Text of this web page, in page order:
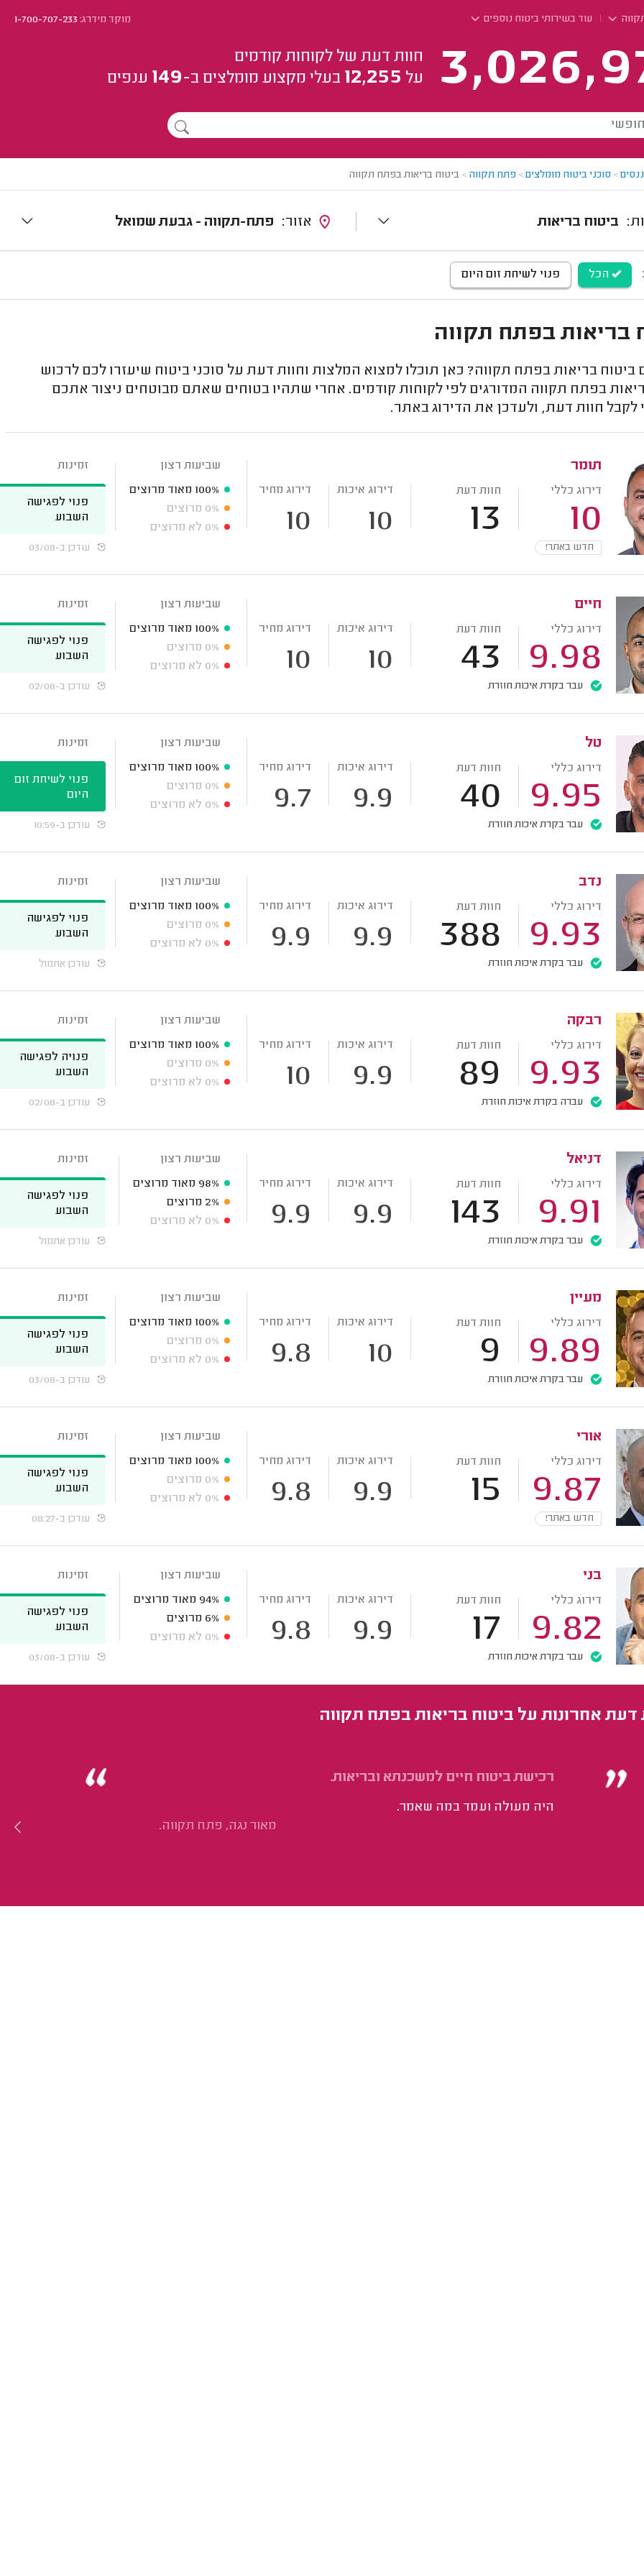
עוד בשירותי ביטוח נוספים מוקד מידרג:1-700-707-233
חוות דעת של לקוחות קודמים
על 12,255 בעלי מקצוע מומלצים ב-149 ענפים
> סוכני ביטוח מומלצים> פתח תקווה > ביטוח בריאות בפתח תקווה
ביטוח בריאות פתח-תקווה - גבעת שמואל
הכל פנוי לשיחת זום היום
בריאות בפתח תקווה
בריאות בפתח תקווה? כאן תוכלו למצוא המלצות וחוות דעת על סוכני ביטוח שיעזרו לכם לרכוש
בפתח תקווה המדורגים לפי לקוחות קודמים. אחרי שתהיו בטוחים שאתם מבוטחים ניצור אתכם
לקבל חוות דעת, ולעדכן את הדירוג באתר.
תומר
דירוג כללי
10
חוות דעת
13
דירוג איכות
10
דירוג מחיר
10
חדש באתר!
שביעות רצון
100% מאוד מרוצים
0% מרוצים
0% לא מרוצים
זמינות
פנוי לפגישה
השבוע
עודכן ב-03/08
חיים
דירוג כללי
9.98
חוות דעת
43
דירוג איכות
10
דירוג מחיר
10
עבר בקרת איכות חוזרת
שביעות רצון
100% מאוד מרוצים
0% מרוצים
0% לא מרוצים
זמינות
פנוי לפגישה
השבוע
עודכן ב-02/08
טל
דירוג כללי
9.95
חוות דעת
40
דירוג איכות
9.9
דירוג מחיר
9.7
עבר בקרת איכות חוזרת
שביעות רצון
100% מאוד מרוצים
0% מרוצים
0% לא מרוצים
זמינות
פנוי לשיחת זום
היום
עודכן ב-10:59
נדב
דירוג כללי
9.93
חוות דעת
388
דירוג איכות
9.9
דירוג מחיר
9.9
עבר בקרת איכות חוזרת
שביעות רצון
100% מאוד מרוצים
0% מרוצים
0% לא מרוצים
זמינות
פנוי לפגישה
השבוע
עודכן אתמול
רבקה
דירוג כללי
9.93
חוות דעת
89
דירוג איכות
9.9
דירוג מחיר
10
עברה בקרת איכות חוזרת
שביעות רצון
100% מאוד מרוצים
0% מרוצים
0% לא מרוצים
זמינות
פנויה לפגישה
השבוע
עודכן ב-02/08
דניאל
דירוג כללי
9.91
חוות דעת
143
דירוג איכות
9.9
דירוג מחיר
9.9
עבר בקרת איכות חוזרת
שביעות רצון
98% מאוד מרוצים
2% מרוצים
0% לא מרוצים
זמינות
פנוי לפגישה
השבוע
עודכן אתמול
מעיין
דירוג כללי
9.89
חוות דעת
9
דירוג איכות
10
דירוג מחיר
9.8
עבר בקרת איכות חוזרת
שביעות רצון
100% מאוד מרוצים
0% מרוצים
0% לא מרוצים
זמינות
פנוי לפגישה
השבוע
עודכן ב-03/08
אורי
דירוג כללי
9.87
חוות דעת
15
דירוג איכות
9.9
דירוג מחיר
9.8
חדש באתר!
שביעות רצון
100% מאוד מרוצים
0% מרוצים
0% לא מרוצים
זמינות
פנוי לפגישה
השבוע
עודכן ב-08:27
בני
דירוג כללי
9.82
חוות דעת
17
דירוג איכות
9.9
דירוג מחיר
9.8
עבר בקרת איכות חוזרת
שביעות רצון
94% מאוד מרוצים
6% מרוצים
0% לא מרוצים
זמינות
פנוי לפגישה
השבוע
עודכן ב-03/08
דעת אחרונות על ביטוח בריאות בפתח תקווה
רכישת ביטוח חיים למשכנתא ובריאות.
היה מעולה ועמד במה שאמר.
מאור נגה, פתח תקווה.